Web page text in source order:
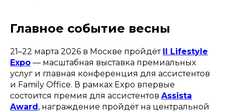
Главное событие весны
21–22 марта 2026 в Москве пройдёт II Lifestyle
Expo — масштабная выставка премиальных
услуг и главная конференция для ассистентов
и Family Office. В рамках Expo впервые
состоится премия для ассистентов Assista
Award, награждение пройдёт на центральной